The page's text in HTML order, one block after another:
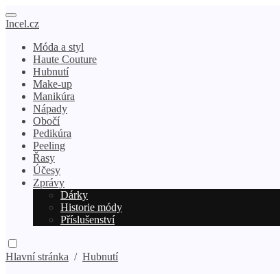
Incel.cz
Móda a styl
Haute Couture
Hubnutí
Make-up
Manikúra
Nápady
Obočí
Pedikúra
Peeling
Řasy
Účesy
Zprávy
Dárky
Historie módy
Příslušenství
Hlavní stránka / Hubnutí